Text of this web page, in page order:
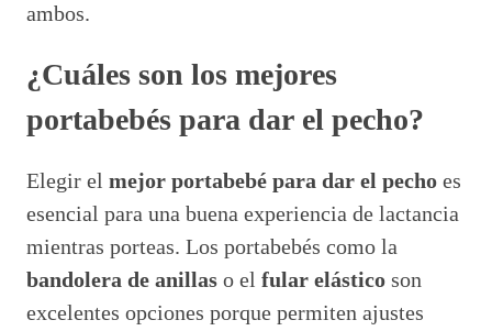
ambos.
¿Cuáles son los mejores
portabebés para dar el pecho?
Elegir el mejor portabebé para dar el pecho es
esencial para una buena experiencia de lactancia
mientras porteas. Los portabebés como la
bandolera de anillas o el fular elástico son
excelentes opciones porque permiten ajustes